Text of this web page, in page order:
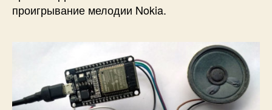
проигрывание мелодии Nokia.